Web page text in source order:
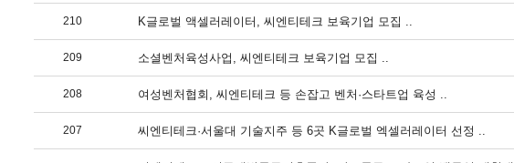
210 K글로벌 액셀러레이터, 씨엔티테크 보육기업 모집 ..
209 소셜벤처육성사업, 씨엔티테크 보육기업 모집 ..
208 여성벤처협회, 씨엔티테크 등 손잡고 벤처·스타트업 육성 ..
207 씨엔티테크·서울대 기술지주 등 6곳 K글로벌 엑셀러레이터 선정 ..